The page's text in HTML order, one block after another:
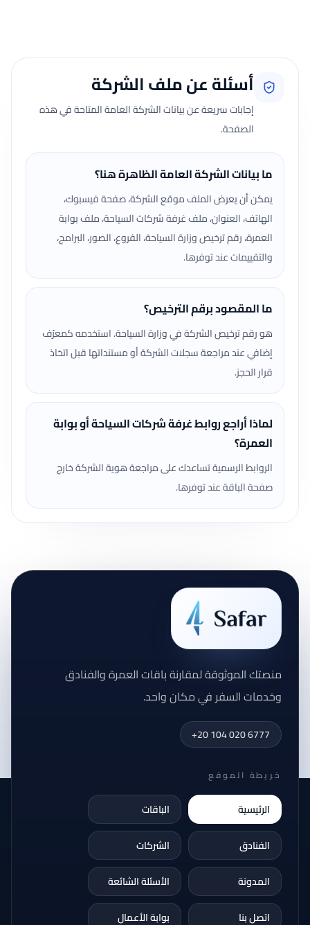
أسئلة عن ملف الشركة
إجابات سريعة عن بيانات الشركة العامة المتاحة في هذه
الصفحة.
ما بيانات الشركة العامة الظاهرة هنا؟
يمكن أن يعرض الملف موقع الشركة، صفحة فيسبوك،
الهاتف، العنوان، ملف غرفة شركات السياحة، ملف بوابة
العمرة، رقم ترخيص وزارة السياحة، الفروع، الصور، البرامج،
والتقييمات عند توفرها.
ما المقصود برقم الترخيص؟
هو رقم ترخيص الشركة في وزارة السياحة. استخدمه كمعرّف
إضافي عند مراجعة سجلات الشركة أو مستنداتها قبل اتخاذ
قرار الحجز.
لماذا أراجع روابط غرفة شركات السياحة أو بوابة
العمرة؟
الروابط الرسمية تساعدك على مراجعة هوية الشركة خارج
صفحة الباقة عند توفرها.
منصتك الموثوقة لمقارنة باقات العمرة والفنادق
وخدمات السفر في مكان واحد.
+20 104 020 6777
خريطة الموقع
الرئيسية
الباقات
الفنادق
الشركات
المدونة
الأسئلة الشائعة
اتصل بنا
بوابة الأعمال